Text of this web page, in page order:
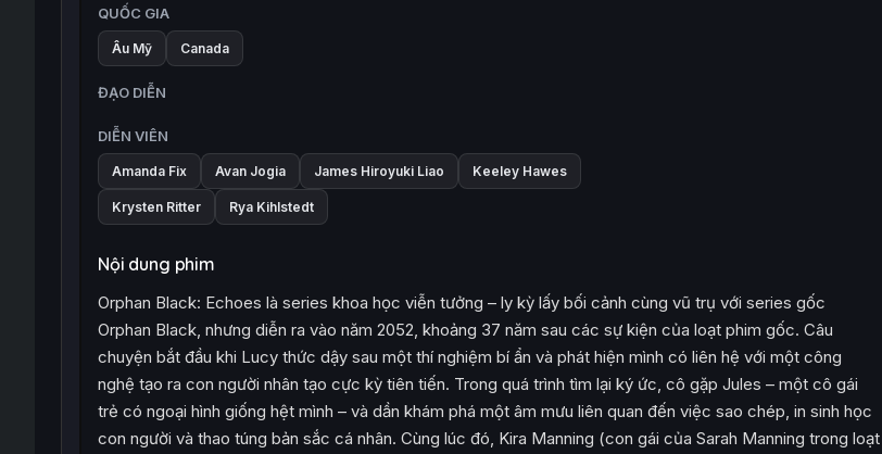
QUỐC GIA
Âu Mỹ Canada
ĐẠO DIỄN
DIỄN VIÊN
Amanda Fix Avan Jogia James Hiroyuki Liao Keeley Hawes
Krysten Ritter Rya Kihlstedt
Nội dung phim
Orphan Black: Echoes là series khoa học viễn tưởng – ly kỳ lấy bối cảnh cùng vũ trụ với series gốc
Orphan Black, nhưng diễn ra vào năm 2052, khoảng 37 năm sau các sự kiện của loạt phim gốc. Câu
chuyện bắt đầu khi Lucy thức dậy sau một thí nghiệm bí ẩn và phát hiện mình có liên hệ với một công
nghệ tạo ra con người nhân tạo cực kỳ tiên tiến. Trong quá trình tìm lại ký ức, cô gặp Jules – một cô gái
trẻ có ngoại hình giống hệt mình – và dần khám phá một âm mưu liên quan đến việc sao chép, in sinh học
con người và thao túng bản sắc cá nhân. Cùng lúc đó, Kira Manning (con gái của Sarah Manning trong loạt